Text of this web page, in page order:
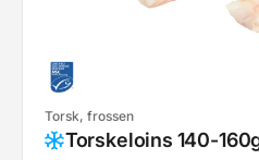
Torsk, frossen
Torskeloins 140-